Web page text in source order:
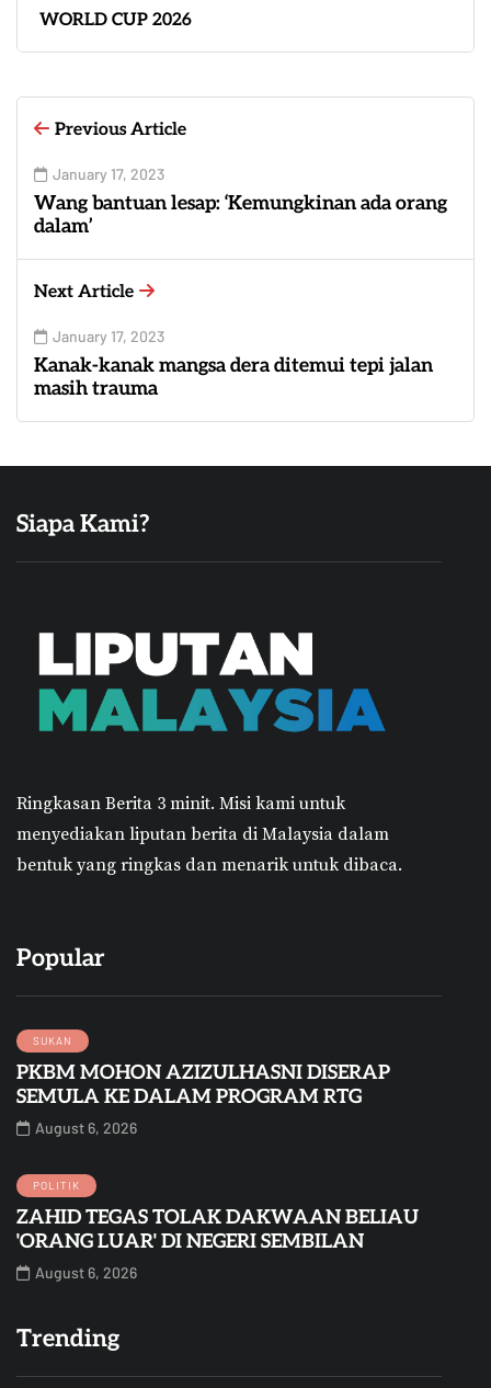
WORLD CUP 2026
Previous Article
January 17, 2023
Wang bantuan lesap: ‘Kemungkinan ada orang
dalam’
Next Article
January 17, 2023
Kanak-kanak mangsa dera ditemui tepi jalan
masih trauma
Siapa Kami?
Ringkasan Berita 3 minit. Misi kami untuk
menyediakan liputan berita di Malaysia dalam
bentuk yang ringkas dan menarik untuk dibaca.
Popular
SUKAN
PKBM MOHON AZIZULHASNI DISERAP
SEMULA KE DALAM PROGRAM RTG
August 6, 2026
POLITIK
ZAHID TEGAS TOLAK DAKWAAN BELIAU
'ORANG LUAR' DI NEGERI SEMBILAN
August 6, 2026
Trending